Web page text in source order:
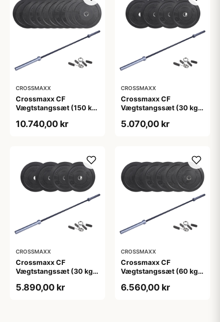
CROSSMAXX
Crossmaxx CF
Vægtstangssæt (150 kg
vægtstang). Perfekt til
10.740,00 kr
CROSSMAXX
Crossmaxx CF
Vægtstangssæt (30 kg
vægtstang). Perfekt til
5.070,00 kr
CROSSMAXX
Crossmaxx CF
Vægtstangssæt (30 kg
vægtstang). Perfekt til
5.890,00 kr
CROSSMAXX
Crossmaxx CF
Vægtstangssæt (60 kg
vægtstang). Perfekt til
6.560,00 kr